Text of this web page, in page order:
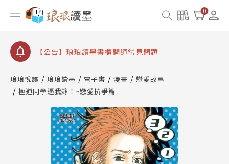
0
【公告】琅琅讀墨數位閱讀資產合併與書櫃開通申請
【公告】琅琅讀墨書櫃開通常見問題
【公告】琅琅讀墨 3 分鐘完成書櫃開通與資產合併申
請圖文教學
查詢
【公告】琅琅讀墨數位閱讀資產合併與書櫃開通申請
琅琅悅讀 琅琅讀墨 電子書 漫畫
戀愛故事
極道同學逼我嫁！~戀愛抗爭篇